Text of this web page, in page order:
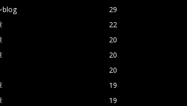
blog
29
22
20
20
20
19
19